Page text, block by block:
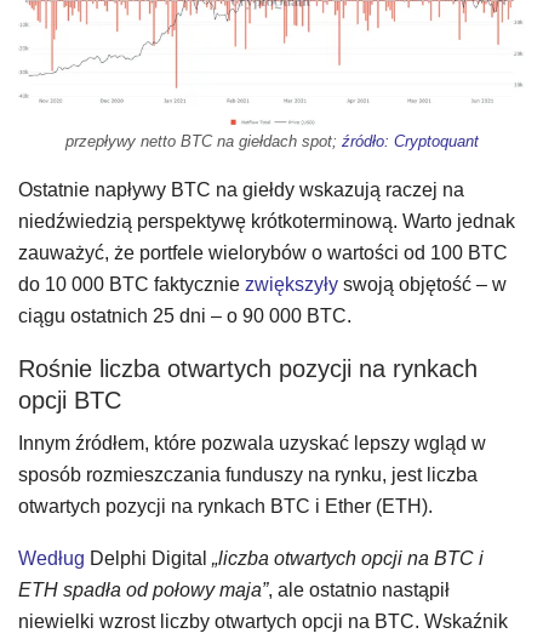
przepływy netto BTC na giełdach spot; źródło: Cryptoquant
Ostatnie napływy BTC na giełdy wskazują raczej na
niedźwiedzią perspektywę krótkoterminową. Warto jednak
zauważyć, że portfele wielorybów o wartości od 100 BTC
do 10 000 BTC faktycznie zwiększyły swoją objętość – w
ciągu ostatnich 25 dni – o 90 000 BTC.
Rośnie liczba otwartych pozycji na rynkach
opcji BTC
Innym źródłem, które pozwala uzyskać lepszy wgląd w
sposób rozmieszczania funduszy na rynku, jest liczba
otwartych pozycji na rynkach BTC i Ether (ETH).
Według Delphi Digital „liczba otwartych opcji na BTC i
ETH spadła od połowy maja”, ale ostatnio nastąpił
niewielki wzrost liczby otwartych opcji na BTC. Wskaźnik